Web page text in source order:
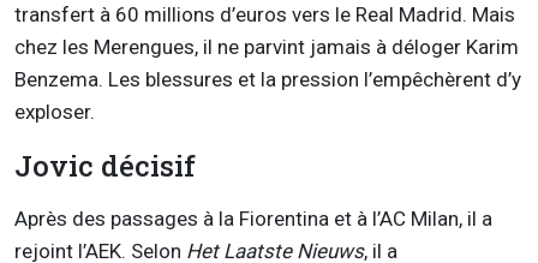
transfert à 60 millions d’euros vers le Real Madrid. Mais
chez les Merengues, il ne parvint jamais à déloger Karim
Benzema. Les blessures et la pression l’empêchèrent d’y
exploser.
Jovic décisif
Après des passages à la Fiorentina et à l’AC Milan, il a
rejoint l’AEK. Selon Het Laatste Nieuws, il a